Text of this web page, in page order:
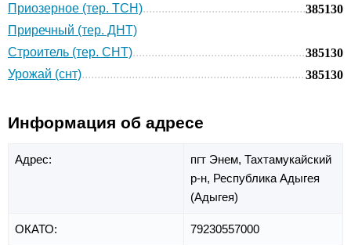
Приозерное (тер. ТСН)
385130
Приречный (тер. ДНТ)
Строитель (тер. СНТ)
385130
Урожай (снт)
385130
Информация об адресе
Адрес: пгт Энем, Тахтамукайский
р-н, Республика Адыгея
(Адыгея)
ОКАТО: 79230557000